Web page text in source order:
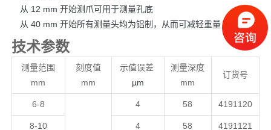
从 12 mm 开始测爪可用于测量孔底
从 40 mm 开始所有测量头均为铝制，从而可减轻重量
技术参数
测量范围
mm
刻度值
mm
示值误差
µm
测量深度
mm
订货号
6-8 4 58 4191120
8-10 4 58 4191121